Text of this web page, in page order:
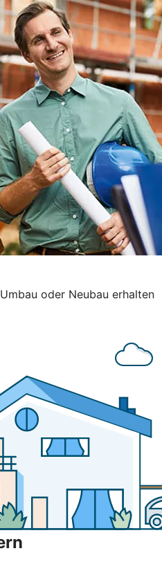
oder Neubau erhalten